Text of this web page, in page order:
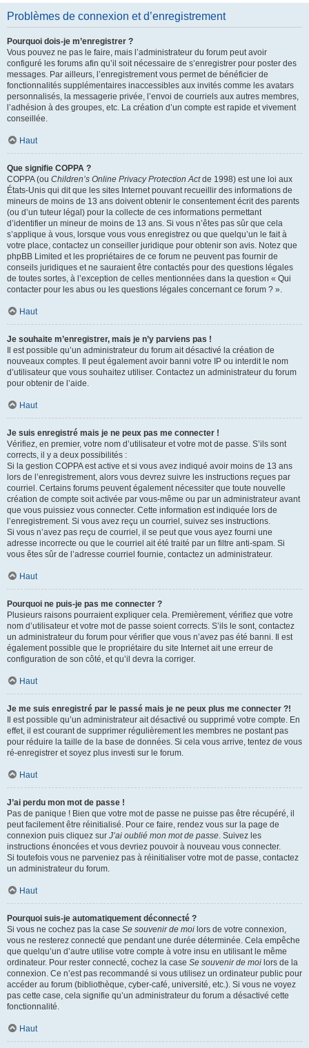
Problèmes de connexion et d’enregistrement
Pourquoi dois-je m’enregistrer ?
Vous pouvez ne pas le faire, mais l’administrateur du forum peut avoir
configuré les forums afin qu’il soit nécessaire de s’enregistrer pour poster des
messages. Par ailleurs, l’enregistrement vous permet de bénéficier de
fonctionnalités supplémentaires inaccessibles aux invités comme les avatars
personnalisés, la messagerie privée, l’envoi de courriels aux autres membres,
l’adhésion à des groupes, etc. La création d’un compte est rapide et vivement
conseillée.
Haut
Que signifie COPPA ?
COPPA (ou Children’s Online Privacy Protection Actde 1998) est une loi aux
États-Unis qui dit que les sites Internet pouvant recueillir des informations de
mineurs de moins de 13 ans doivent obtenir le consentement écrit des parents
(ou d’un tuteur légal) pour la collecte de ces informations permettant
d’identifier un mineur de moins de 13 ans. Si vous n’êtes pas sûr que cela
s’applique à vous, lorsque vous vous enregistrez ou que quelqu’un le fait à
votre place, contactez un conseiller juridique pour obtenir son avis. Notez que
phpBB Limited et les propriétaires de ce forum ne peuvent pas fournir de
conseils juridiques et ne sauraient être contactés pour des questions légales
de toutes sortes, à l’exception de celles mentionnées dans la question « Qui
contacter pour les abus ou les questions légales concernant ce forum ? ».
Haut
Je souhaite m’enregistrer, mais je n’y parviens pas !
Il est possible qu’un administrateur du forum ait désactivé la création de
nouveaux comptes. Il peut également avoir banni votre IP ou interdit le nom
d’utilisateur que vous souhaitez utiliser. Contactez un administrateur du forum
pour obtenir de l’aide.
Haut
Je suis enregistré mais je ne peux pas me connecter !
Vérifiez, en premier, votre nom d’utilisateur et votre mot de passe. S’ils sont
corrects, il y a deux possibilités :
Si la gestion COPPA est active et si vous avez indiqué avoir moins de 13 ans
lors de l’enregistrement, alors vous devrez suivre les instructions reçues par
courriel. Certains forums peuvent également nécessiter que toute nouvelle
création de compte soit activée par vous-même ou par un administrateur avant
que vous puissiez vous connecter. Cette information est indiquée lors de
l’enregistrement. Si vous avez reçu un courriel, suivez ses instructions.
Si vous n’avez pas reçu de courriel, il se peut que vous ayez fourni une
adresse incorrecte ou que le courriel ait été traité par un filtre anti-spam. Si
vous êtes sûr de l’adresse courriel fournie, contactez un administrateur.
Haut
Pourquoi ne puis-je pas me connecter ?
Plusieurs raisons pourraient expliquer cela. Premièrement, vérifiez que votre
nom d’utilisateur et votre mot de passe soient corrects. S’ils le sont, contactez
un administrateur du forum pour vérifier que vous n’avez pas été banni. Il est
également possible que le propriétaire du site Internet ait une erreur de
configuration de son côté, et qu’il devra la corriger.
Haut
Je me suis enregistré par le passé mais je ne peux plus me connecter ?!
Il est possible qu’un administrateur ait désactivé ou supprimé votre compte. En
effet, il est courant de supprimer régulièrement les membres ne postant pas
pour réduire la taille de la base de données. Si cela vous arrive, tentez de vous
ré-enregistrer et soyez plus investi sur le forum.
Haut
J’ai perdu mon mot de passe !
Pas de panique ! Bien que votre mot de passe ne puisse pas être récupéré, il
peut facilement être réinitialisé. Pour ce faire, rendez vous sur la page de
connexion puis cliquez sur J’ai oublié mon mot de passe. Suivez les
instructions énoncées et vous devriez pouvoir à nouveau vous connecter.
Si toutefois vous ne parveniez pas à réinitialiser votre mot de passe, contactez
un administrateur du forum.
Haut
Pourquoi suis-je automatiquement déconnecté ?
Si vous ne cochez pas la case Se souvenir de moi lors de votre connexion,
vous ne resterez connecté que pendant une durée déterminée. Cela empêche
que quelqu’un d’autre utilise votre compte à votre insu en utilisant le même
ordinateur. Pour rester connecté, cochez la case Se souvenir de moi lors de la
connexion. Ce n’est pas recommandé si vous utilisez un ordinateur public pour
accéder au forum (bibliothèque, cyber-café, université, etc.). Si vous ne voyez
pas cette case, cela signifie qu’un administrateur du forum a désactivé cette
fonctionnalité.
Haut